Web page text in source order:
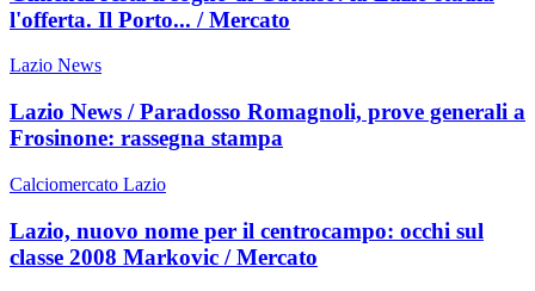
l'offerta. Il Porto... / Mercato
Lazio News
Lazio News / Paradosso Romagnoli, prove generali a
Frosinone: rassegna stampa
Calciomercato Lazio
Lazio, nuovo nome per il centrocampo: occhi sul
classe 2008 Markovic / Mercato